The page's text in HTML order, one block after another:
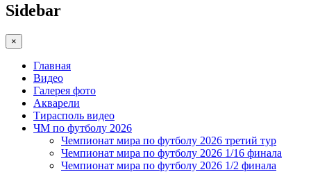
Sidebar
×
Главная
Видео
Галерея фото
Акварели
Тирасполь видео
ЧМ по футболу 2026
Чемпионат мира по футболу 2026 третий тур
Чемпионат мира по футболу 2026 1/16 финала
Чемпионат мира по футболу 2026 1/2 финала